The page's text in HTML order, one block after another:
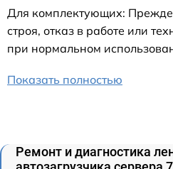
Для комплектующих:
строя, отказ в работе или
при нормальном
Показать полностью
Ремонт и диагностика